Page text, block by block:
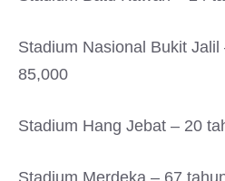
Stadium Nasional Bukit
85,000
Stadium Hang Jebat – 20
Stadium Merdeka – 67